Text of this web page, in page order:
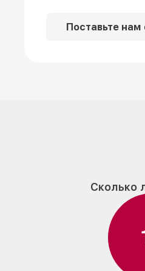
Поставьте нам
Сколько